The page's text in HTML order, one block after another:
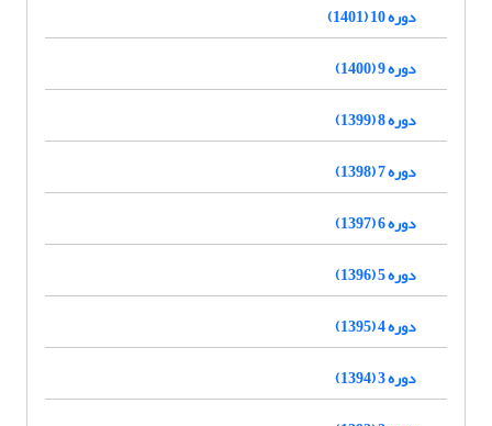
دوره 10 (1401)
دوره 9 (1400)
دوره 8 (1399)
دوره 7 (1398)
دوره 6 (1397)
دوره 5 (1396)
دوره 4 (1395)
دوره 3 (1394)